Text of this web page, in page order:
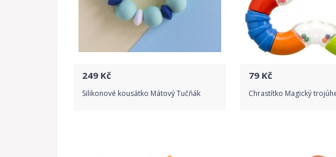
249 Kč
Silikonové kousátko Mátový Tučňák
79 Kč
Chrastítko Magický